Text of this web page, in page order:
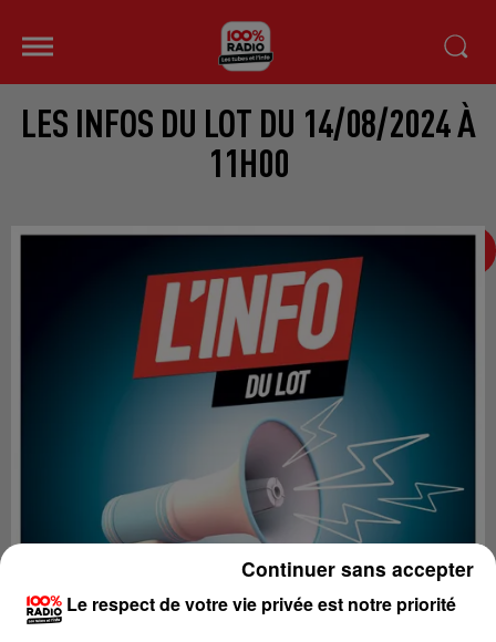
LES INFOS DU LOT DU 14/08/2024 À
11H00
Le respect de votre vie privée est notre priorité
Continuer sans accepter